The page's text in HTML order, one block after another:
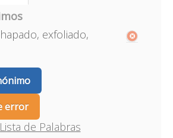
exfoliado,
error
Lista de Palabras